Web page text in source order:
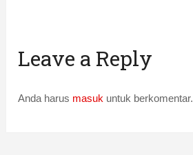
Leave a Reply
Anda harus masuk untuk berkomentar.